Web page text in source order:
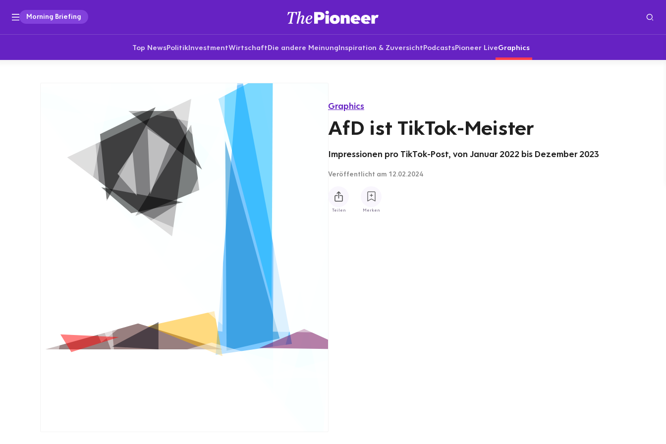
Morning Briefing
Top NewsPolitikInvestmentWirtschaftDie andere MeinungInspiration & ZuversichtPodcastsPioneer LiveGraphics
Graphics
AfD ist TikTok-Meister
Impressionen pro TikTok-Post, von Januar 2022 bis Dezember 2023
Veröffentlicht am 12.02.2024
Teilen Merken